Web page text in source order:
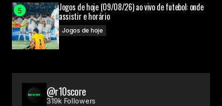
Jogos de hoje (09/08/26) ao vivo de futebol: onde
assistir e horário
Jogos de hoje
@r10score
319k Followers